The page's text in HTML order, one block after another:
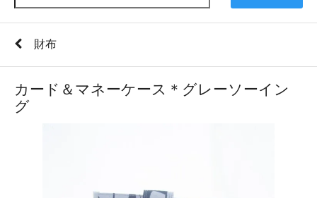
財布
カード＆マネーケース＊グレーソーイン
グ